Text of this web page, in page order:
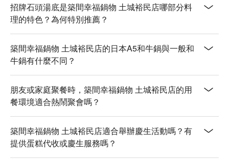
💡 未成年請勿飲酒；禁止酒駕
招牌石頭湯底是築間幸福鍋物 土城裕民店哪部分料
理的特色？為何特別推薦？
築間幸福鍋物 土城裕民店的日本A5和牛鍋與一般和
牛鍋有什麼不同？
朋友或家庭聚餐時，築間幸福鍋物 土城裕民店的用
餐環境適合熱鬧聚會嗎？
築間幸福鍋物 土城裕民店適合舉辦慶生活動嗎？有
提供蛋糕代收或慶生服務嗎？